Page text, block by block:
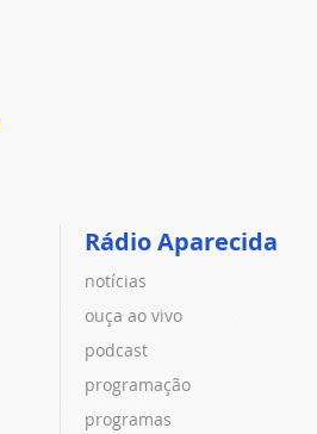
Rádio Aparecida
notícias
ouça ao vivo
podcast
programação
programas